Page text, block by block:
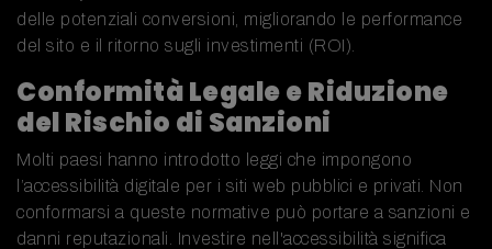
delle potenziali conversioni, migliorando le performance
del sito e il ritorno sugli investimenti (ROI).
Conformità Legale e Riduzione
del Rischio di Sanzioni
Molti paesi hanno introdotto leggi che impongono
l’accessibilità digitale per i siti web pubblici e privati. Non
conformarsi a queste normative può portare a sanzioni e
danni reputazionali. Investire nell'accessibilità significa